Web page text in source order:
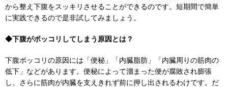
から整え下腹をスッキリさせることができるのです。短期間で簡単
に実践できるので是非試してみましょう。
◆下腹がポッコリしてしまう原因とは？
下腹ポッコリの原因には「便秘」「内臓脂肪」「内臓周りの筋肉の
低下」などがあります。便秘によって溜まった便が腐敗され膨張
し、さらに筋肉が内臓を支えきれず前に押し出されるわけです。だ